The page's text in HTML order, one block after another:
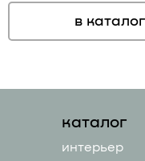
в каталог
каталог
интерьер